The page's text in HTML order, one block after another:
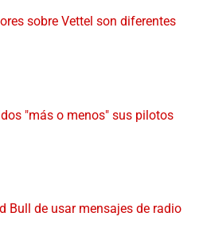
sobre Vettel son diferentes
"más o menos" sus pilotos
Bull de usar mensajes de radio